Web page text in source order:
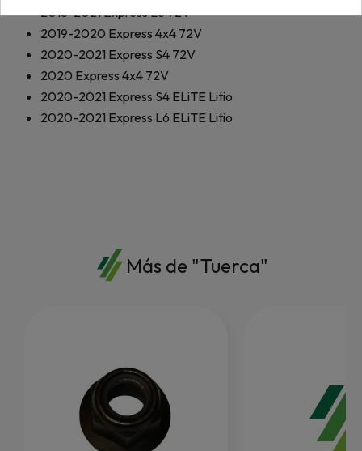
2018-2021Express L6 72V
2019-2020 Express 4x4 72V
2020-2021 Express S4 72V
2020 Express 4x4 72V
2020-2021 Express S4 ELiTE Litio
2020-2021 Express L6 ELiTE Litio
Más de "Tuerca"